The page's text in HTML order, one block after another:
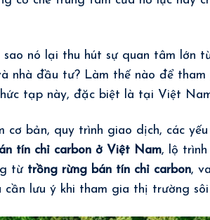
sao nó lại thu hút sự quan tâm lớn
nhà đầu tư? Làm thế nào để
tạp này, đặc biệt là tại Việt
cơ bản, quy trình giao dịch, các
tín chỉ carbon ở Việt Nam, lộ trình
từ trồng rừng bán tín chỉ carbon,
cần lưu ý khi tham gia thị trường